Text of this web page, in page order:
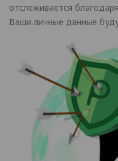
отслеживается
Ваши личные данные